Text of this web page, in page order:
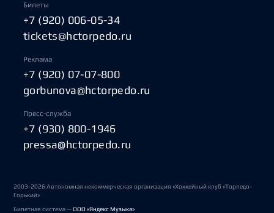
Билеты
+7 (920) 006-05-34
tickets@hctorpedo.ru
Реклама
+7 (920) 07-07-800
gorbunova@hctorpedo.ru
Пресс-служба
+7 (930) 800-1946
pressa@hctorpedo.ru
2003-2026 Автономная некоммерческая организация «Хоккейный клуб «Торпедо-
Горький»
Билетная система —ООО «Яндекс Музыка»